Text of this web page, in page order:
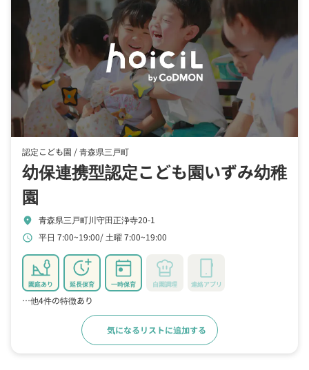
認定こども園 /青森県三戸町
幼保連携型認定こども園いずみ幼稚
園
location_on 青森県三戸町川守田正浄寺20-1
schedule 平日 7:00~19:00 土曜 7:00~19:00
園庭あり 延長保育 一時保育 自園調理 連絡アプリ
…他4件の特徴あり
気になるリストに追加する